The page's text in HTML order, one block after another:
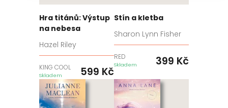
Hra titánů: Výstup
na nebesa
Hazel Riley
KING COOL
Skladem 599 Kč
Stín a kletba
Sharon Lynn Fisher
RED
Skladem 399 Kč